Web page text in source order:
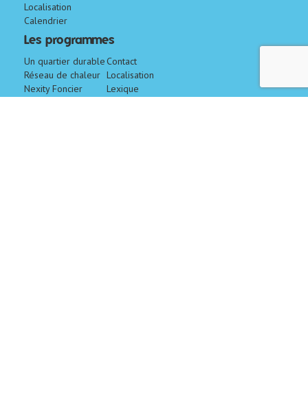
Localisation
Calendrier
Les programmes
Un quartier durableContact
Réseau de chaleur Localisation
Nexity Foncier
Lexique